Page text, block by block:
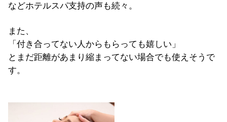
などホテルスパ支持の声も続々。
また、
「付き合ってない人からもらっても嬉しい」
とまだ距離があまり縮まってない場合でも使えそうで
す。